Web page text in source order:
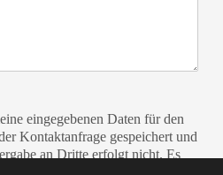
eingegebenen Daten für den
Kontaktanfrage gespeichert und
an Dritte erfolgt nicht. Es